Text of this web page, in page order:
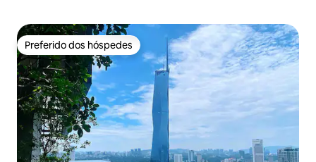
Preferido dos hóspedes
Preferido dos hóspedes